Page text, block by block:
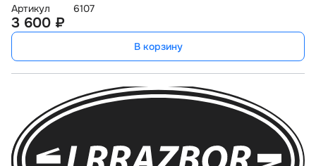
Артикул
6107
3 600 ₽
В корзину